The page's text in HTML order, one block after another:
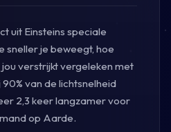
uit Einsteins speciale
sneller je beweegt, hoe
verstrijkt vergeleken met
van de lichtsnelheid
2,3 keer langzamer voor
op Aarde.